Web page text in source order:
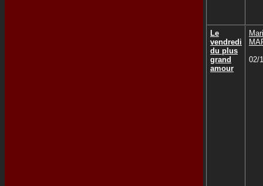
Le
vendredi
du plus
grand
amour
02/